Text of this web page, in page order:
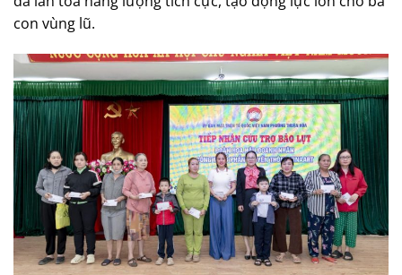
con vùng lũ.